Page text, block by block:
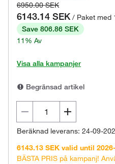
6950.00 SEK
6143.14 SEK / Paket med
Save 806.86 SEK
11% Av
Visa alla kampanjer
Begränsad artikel
Beräknad leverans: 24-09-
6143.13 SEK valid until
BÄSTA PRIS på kampanj!